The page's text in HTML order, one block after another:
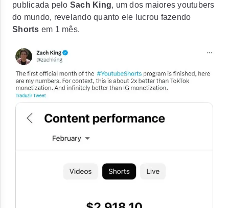
publicada pelo Sach King, um dos maiores youtubers
do mundo, revelando quanto ele lucrou fazendo
Shorts em 1 mês.